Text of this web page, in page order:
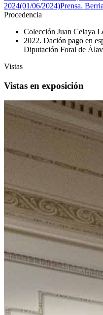
2024(01/06/2024)Prensa.
Procedencia
Colección Juan Celaya
2022. Dación pago en
Diputación Foral de
Vistas
Vistas en exposición